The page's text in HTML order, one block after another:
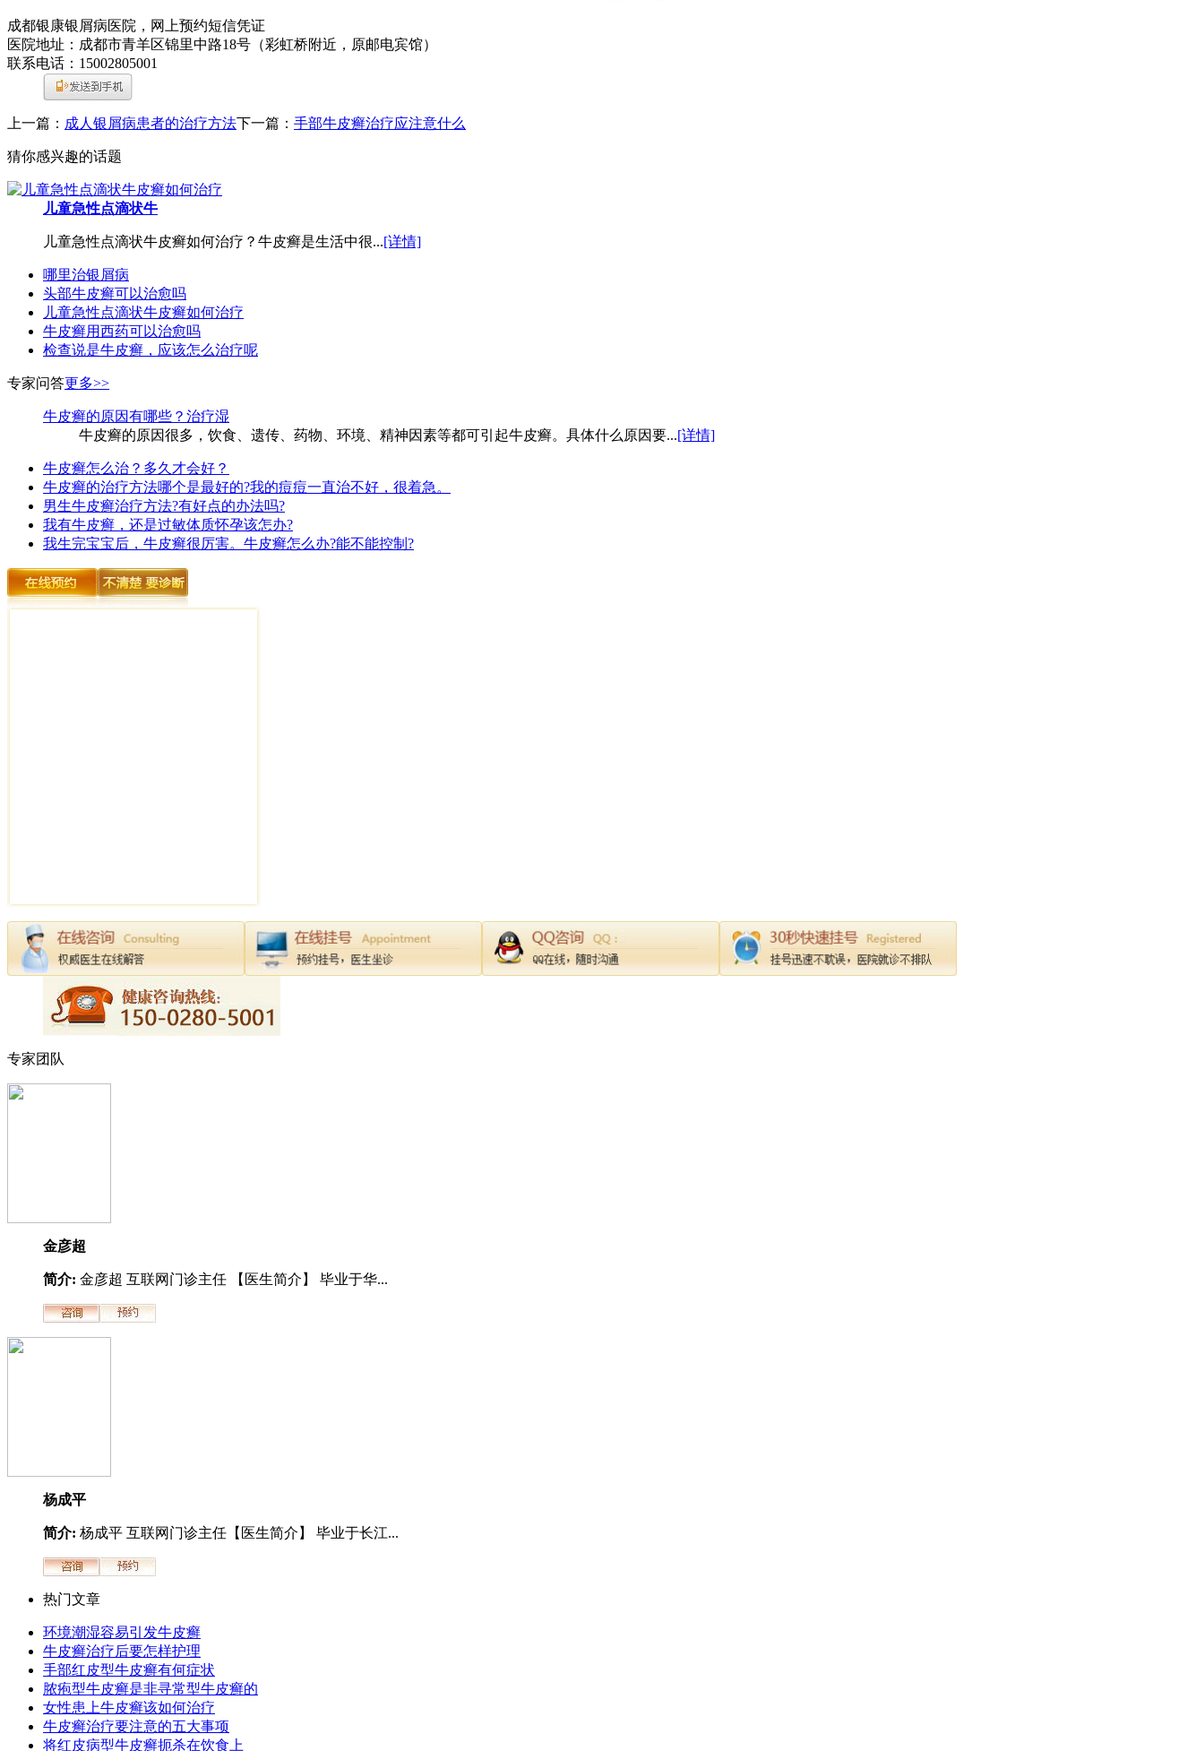
成都银康银屑病医院，网上预约短信凭证
医院地址：成都市青羊区锦里中路18号（彩虹桥附近，原邮电宾馆）
联系电话：15002805001
上一篇： 成人银屑病患者的治疗方法下一篇： 手部牛皮癣治疗应注意什么
猜你感兴趣的话题
儿童急性点滴状牛
儿童急性点滴状牛皮癣如何治疗？牛皮癣是生活中很...[详情]
哪里治银屑病
头部牛皮癣可以治愈吗
儿童急性点滴状牛皮癣如何治疗
牛皮癣用西药可以治愈吗
检查说是牛皮癣，应该怎么治疗呢
专家问答更多>>
牛皮癣的原因有哪些？治疗湿
牛皮癣的原因很多，饮食、遗传、药物、环境、精神因素等都可引起牛皮癣。具体什么原因要...[详情]
牛皮癣怎么治？多久才会好？
牛皮癣的治疗方法哪个是最好的?我的痘痘一直治不好，很着急。
男生牛皮癣治疗方法?有好点的办法吗?
我有牛皮癣，还是过敏体质怀孕该怎办?
我生完宝宝后，牛皮癣很厉害。牛皮癣怎么办?能不能控制?
专家团队
金彦超
简介: 金彦超 互联网门诊主任 【医生简介】 毕业于华...
杨成平
简介: 杨成平 互联网门诊主任【医生简介】 毕业于长江...
热门文章
环境潮湿容易引发牛皮癣
牛皮癣治疗后要怎样护理
手部红皮型牛皮癣有何症状
脓疱型牛皮癣是非寻常型牛皮癣的
女性患上牛皮癣该如何治疗
牛皮癣治疗要注意的五大事项
将红皮病型牛皮癣扼杀在饮食上